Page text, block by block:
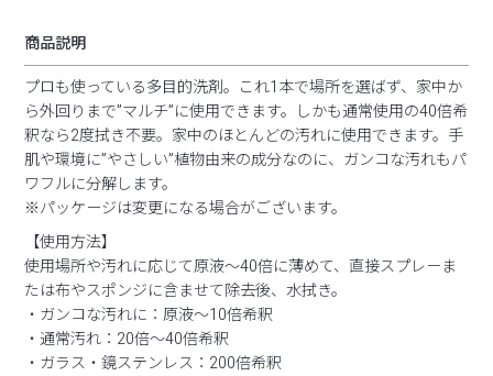
商品説明
プロも使っている多目的洗剤。これ1本で場所を選ばず、家中か
ら外回りまで”マルチ”に使用できます。しかも通常使用の40倍希
釈なら2度拭き不要。家中のほとんどの汚れに使用できます。手
肌や環境に”やさしい”植物由来の成分なのに、ガンコな汚れもパ
ワフルに分解します。
※パッケージは変更になる場合がございます。
【使用方法】
使用場所や汚れに応じて原液～40倍に薄めて、直接スプレーま
たは布やスポンジに含ませて除去後、水拭き。
・ガンコな汚れに：原液～10倍希釈
・通常汚れ：20倍～40倍希釈
・ガラス・鏡ステンレス：200倍希釈